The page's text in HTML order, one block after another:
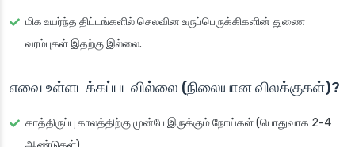
மிக உயர்ந்த திட்டங்களில் செலவின உருப்பெருக்கிகளின் துணை
வரம்புகள் இதற்கு இல்லை.
எவை உள்ளடக்கப்படவில்லை (நிலையான விலக்குகள்)?
காத்திருப்பு காலத்திற்கு முன்பே இருக்கும் நோய்கள் (பொதுவாக 2-4